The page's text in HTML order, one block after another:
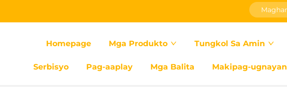
Homepage Mga Produkto Tungkol Sa Amin
Serbisyo Pag-aaplay Mga Balita Makipag-ugnayan